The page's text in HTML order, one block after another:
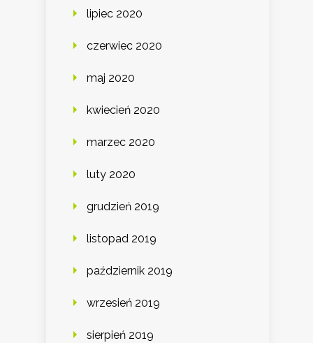
lipiec 2020
czerwiec 2020
maj 2020
kwiecień 2020
marzec 2020
luty 2020
grudzień 2019
listopad 2019
październik 2019
wrzesień 2019
sierpień 2019